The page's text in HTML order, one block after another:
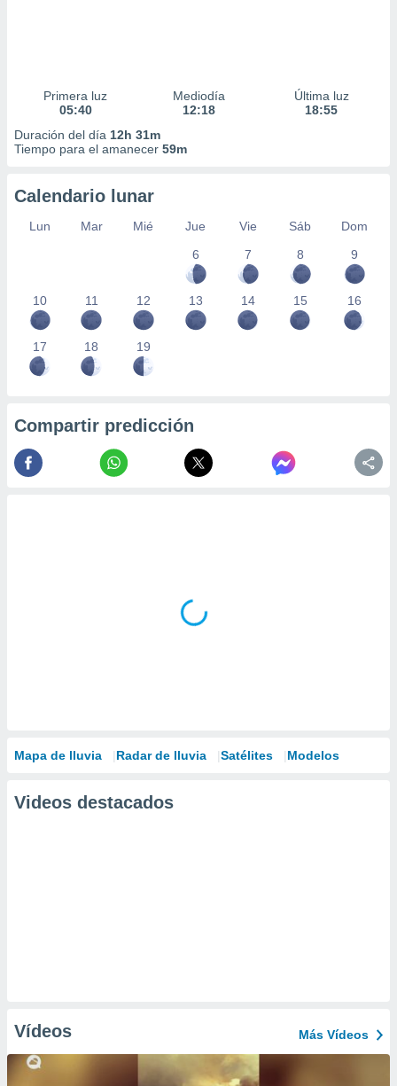
crear un
uso de
medir el
el
a través
de
de
de
e
Primera luz
05:40
Mediodía
12:18
Última luz
18:55
Duración del día 12h 31m
Tiempo para el amanecer 59m
Calendario lunar
Lun Mar Mié Jue Vie Sáb
Dom
6
7 8 9
10 11 12 13 14 15 16
17 18 19
Compartir predicción
Mapa de lluvia Radar de lluvia Satélites Modelos
Videos destacados
Vídeos Más Vídeos